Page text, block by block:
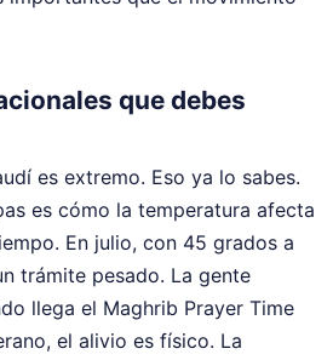
que debes
es extremo. Eso ya lo sabes.
es cómo la temperatura afecta
En julio, con 45 grados a
trámite pesado. La gente
llega el Maghrib Prayer Time
el alivio es físico. La